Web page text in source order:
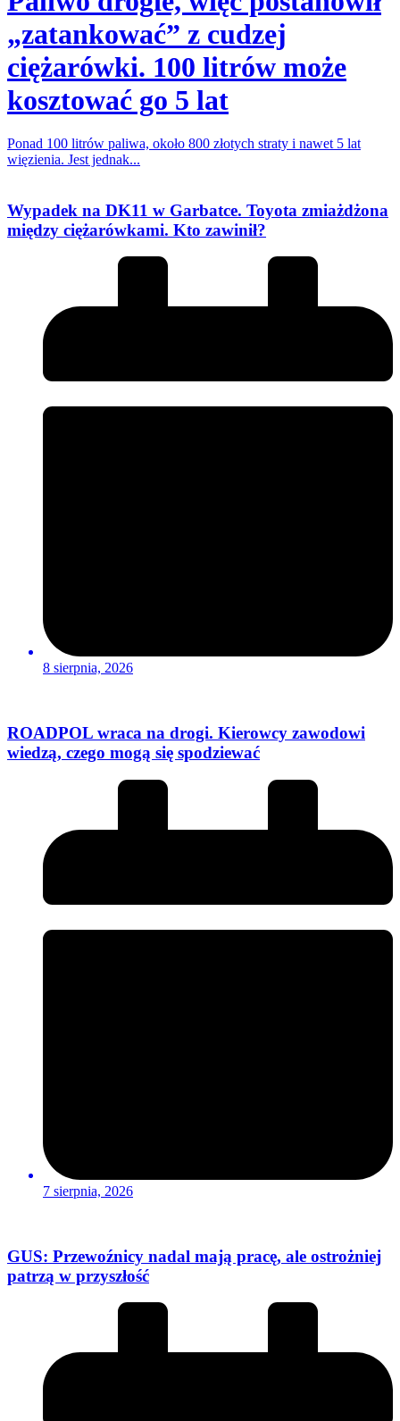
„zatankować” z cudzej
ciężarówki. 100 litrów może
kosztować go 5 lat
Ponad 100 litrów paliwa, około 800 złotych straty i nawet 5 lat
więzienia. Jest jednak...
Wypadek na DK11 w Garbatce. Toyota zmiażdżona
między ciężarówkami. Kto zawinił?
8 sierpnia, 2026
ROADPOL wraca na drogi. Kierowcy zawodowi
wiedzą, czego mogą się spodziewać
7 sierpnia, 2026
GUS: Przewoźnicy nadal mają pracę, ale ostrożniej
patrzą w przyszłość